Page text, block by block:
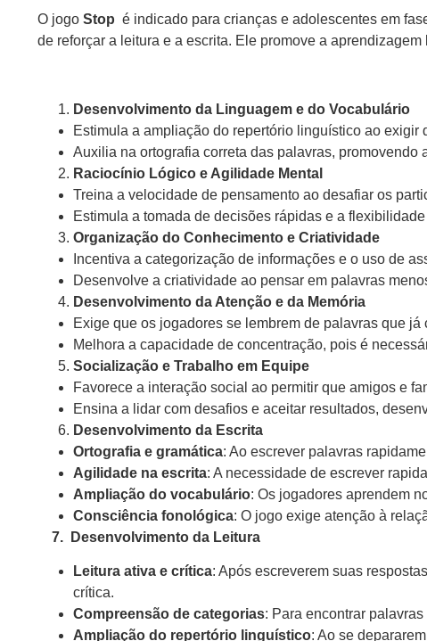
O jogo Stop é indicado para crianças e adolescentes em
de reforçar a leitura e a escrita. Ele promove a
Desenvolvimento da Linguagem e do Vocabulário
Estimula a ampliação do repertório linguístico ao
Auxilia na ortografia correta das palavras, promovendo
Raciocínio Lógico e Agilidade Mental
Treina a velocidade de pensamento ao desafiar os
Estimula a tomada de decisões rápidas e a
Organização do Conhecimento e Criatividade
Incentiva a categorização de informações e o uso de
Desenvolve a criatividade ao pensar em palavras
Desenvolvimento da Atenção e da Memória
Exige que os jogadores se lembrem de palavras que
Melhora a capacidade de concentração, pois é
Socialização e Trabalho em Equipe
Favorece a interação social ao permitir que amigos e
Ensina a lidar com desafios e aceitar resultados,
Desenvolvimento da Escrita
Ortografia e gramática: Ao escrever palavras
Agilidade na escrita: A necessidade de escrever
Ampliação do vocabulário: Os jogadores aprendem
Consciência fonológica: O jogo exige atenção à
7. Desenvolvimento da Leitura
Leitura ativa e crítica: Após escreverem suas
crítica.
Compreensão de categorias: Para encontrar
Ampliação do repertório linguístico: Ao se